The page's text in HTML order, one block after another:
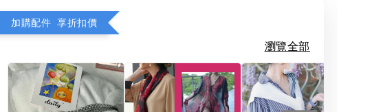
加購配件 享折扣價
瀏覽全部